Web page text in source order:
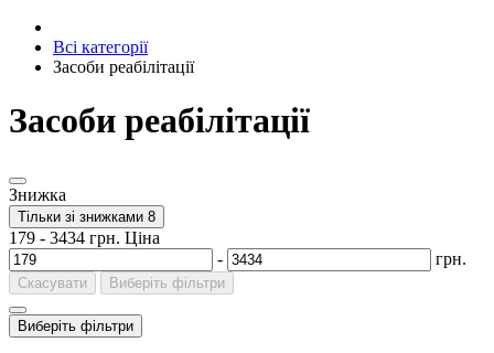
Всі категорії
Засоби реабілітації
Засоби реабілітації
Знижка
Тільки зі знижками 8
179 - 3434 грн. Ціна
-
грн.
Скасувати Виберіть фільтри
Виберіть фільтри